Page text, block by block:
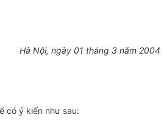
Hà Nội, ngày 01 tháng 3 năm 2004
có ý kiến như sau: